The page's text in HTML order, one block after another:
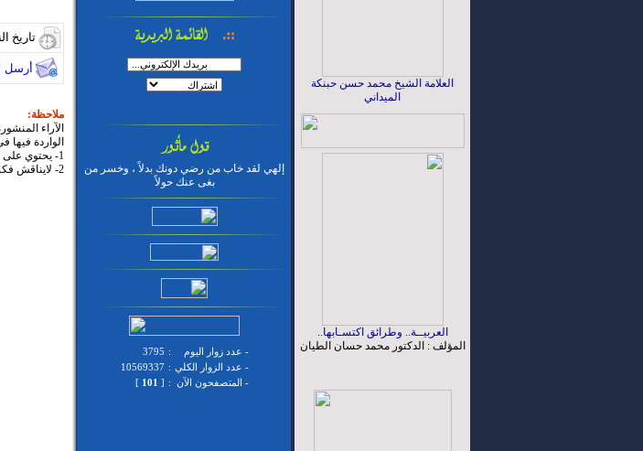
تاريخ النشر:
أرسل
ملاحظة:
الآراء
الواردة
1- يحتوي على كلمات غير مهذبة، ولو كانت كلمة واحدة.
2- لايناقش فكرة المقال تحديداً.
إلهي لقد خاب من رضي دونك بدلاً ، وخسر من
بغى عنك حولاً
3795 : - عدد زوار اليوم
10569337 : - عدد الزوار الكلي
[
101
] : - المتصفحون الآن
العلامة الشيخ محمد حسن حبنكة
الميداني
العربيــة.. وطرائق اكتسـابها..
المؤلف : الدكتور محمد حسان الطيان